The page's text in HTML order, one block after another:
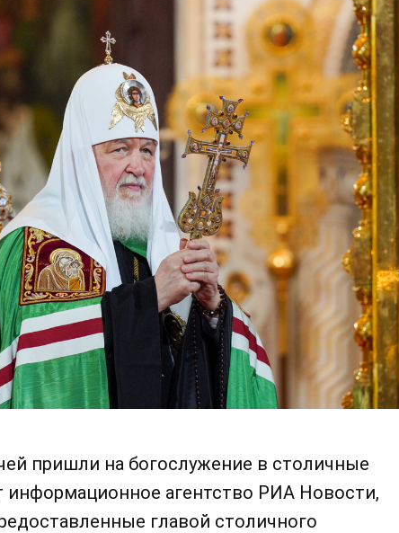
пришли на богослужение в столичные
информационное агентство РИА Новости,
главой столичного